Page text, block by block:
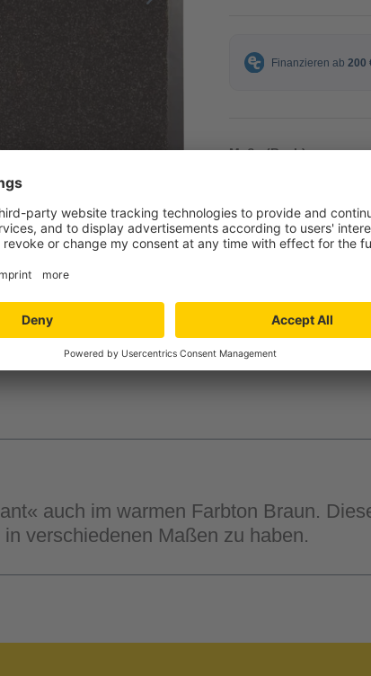
Maße (B x L)
Verfügbarkeit in
Filiale auswählen
auch im warmen Farbton Braun.
verschiedenen Maßen zu haben.